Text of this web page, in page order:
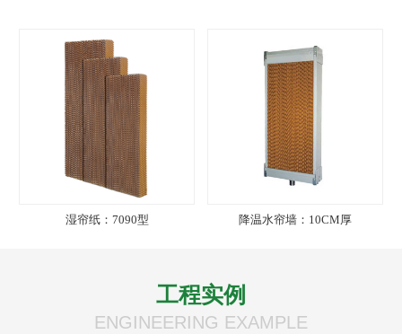
湿帘纸：7090型 降温水帘墙：10CM厚
工程实例
ENGINEERING EXAMPLE